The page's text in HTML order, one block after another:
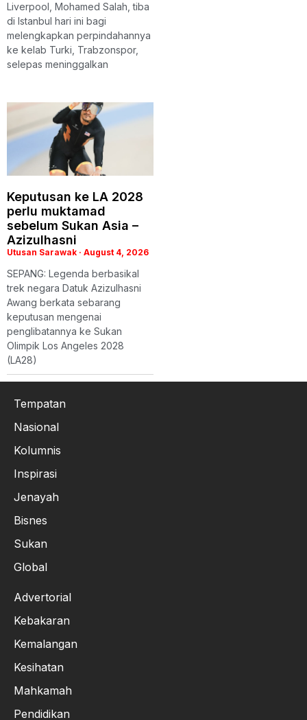
Liverpool, Mohamed Salah, tiba
di Istanbul hari ini bagi
melengkapkan perpindahannya
ke kelab Turki, Trabzonspor,
selepas meninggalkan
Keputusan ke LA 2028
perlu muktamad
sebelum Sukan Asia –
Azizulhasni
Utusan Sarawak August 4, 2026
SEPANG: Legenda berbasikal
trek negara Datuk Azizulhasni
Awang berkata sebarang
keputusan mengenai
penglibatannya ke Sukan
Olimpik Los Angeles 2028
(LA28)
Tempatan
Nasional
Kolumnis
Inspirasi
Jenayah
Bisnes
Sukan
Global
Advertorial
Kebakaran
Kemalangan
Kesihatan
Mahkamah
Pendidikan